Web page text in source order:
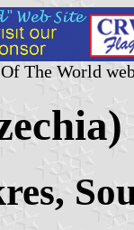
The World